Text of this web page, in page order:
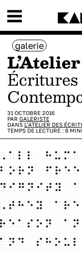
galerie
Écritures
31 OCTOBRE 2016
PAR GALERISTE
DANS L’ATELIER DES
TEMPS DE LECTURE : 8